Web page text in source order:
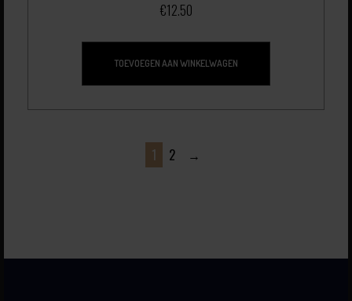
€12.50
TOEVOEGEN AAN WINKELWAGEN
1 2 →